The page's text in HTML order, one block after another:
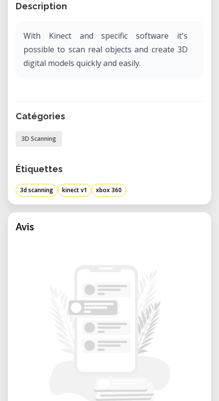
Description
With Kinect and specific software it's
possible to scan real objects and create 3D
digital models quickly and easily.
Catégories
3D Scanning
Étiquettes
3d scanning kinect v1 xbox 360
Avis